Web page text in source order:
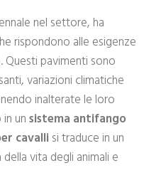
nel settore, ha
rispondono alle esigenze
pavimenti sono
variazioni climatiche
inalterate le loro
unsistema antifango
cavalli si traduce in un
vita degli animali e